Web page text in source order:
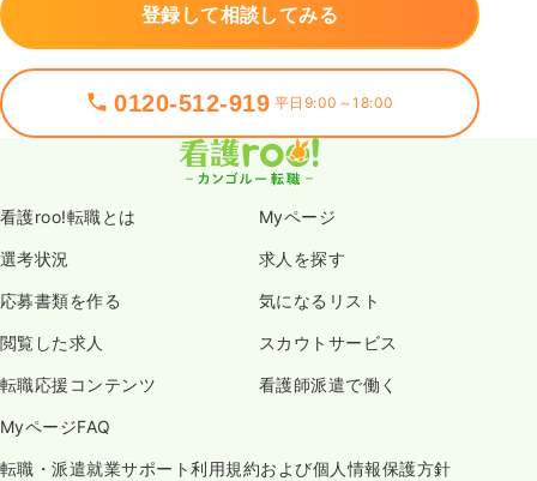
登録して相談してみる
0120-512-919 平日9:00～18:00
看護roo!転職とは Myページ
選考状況 求人を探す
応募書類を作る 気になるリスト
閲覧した求人 スカウトサービス
転職応援コンテンツ 看護師派遣で働く
MyページFAQ
転職・派遣就業サポート利用規約および個人情報保護方針